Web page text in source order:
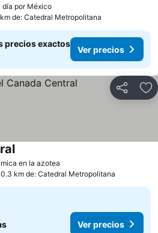
día por México
de: Catedral Metropolitana
precios exactos
Ver precios
Compartir
en la azotea
km de: Catedral Metropolitana
Ver precios